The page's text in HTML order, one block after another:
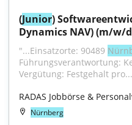
(Junior)
Dynamics NAV) (m/w/
"...Einsatzorte: 90489
Führungsverantwortung:
Vergütung: Festgehalt
RADAS Jobbörse &
Nürnberg